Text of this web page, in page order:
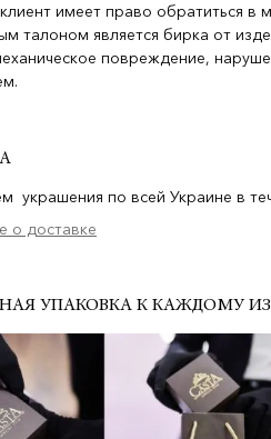
имеет право обратиться в
талоном является бирка от
повреждение,
украшения по всей Украине в
о доставке
УПАКОВКА К КАЖДОМУ